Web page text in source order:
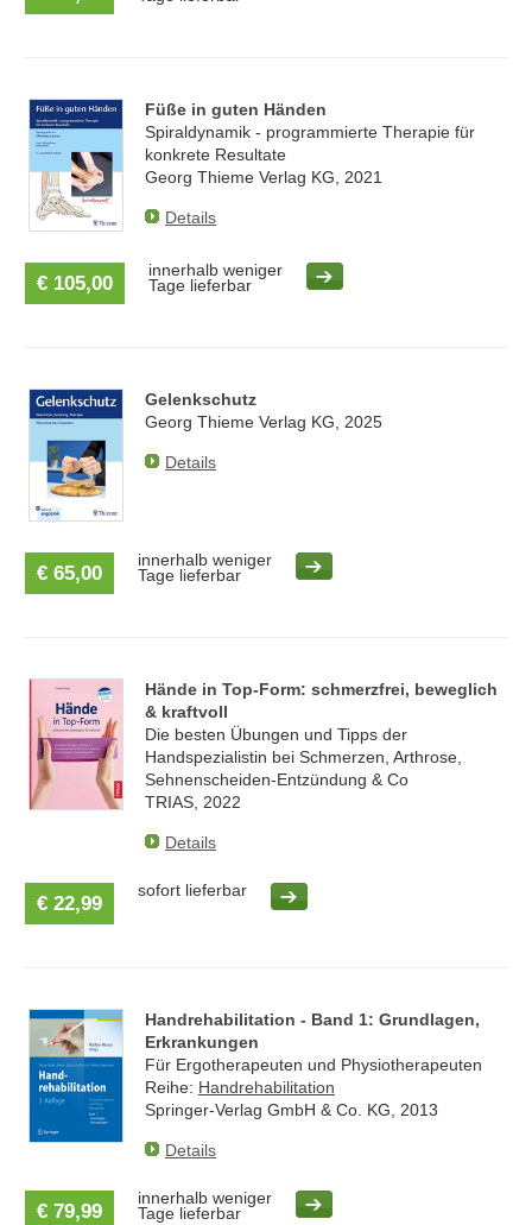
Füße in guten Händen
Spiraldynamik - programmierte Therapie für
konkrete Resultate
Georg Thieme Verlag KG, 2021
Details
€ 105,00
innerhalb weniger
Tage lieferbar
Gelenkschutz
Georg Thieme Verlag KG, 2025
Details
€ 65,00
innerhalb weniger
Tage lieferbar
Hände in Top-Form: schmerzfrei, beweglich
& kraftvoll
Die besten Übungen und Tipps der
Handspezialistin bei Schmerzen, Arthrose,
Sehnenscheiden-Entzündung & Co
TRIAS, 2022
Details
€ 22,99
sofort lieferbar
Handrehabilitation - Band 1: Grundlagen,
Erkrankungen
Für Ergotherapeuten und Physiotherapeuten
Reihe: Handrehabilitation
Springer-Verlag GmbH & Co. KG, 2013
Details
€ 79,99
innerhalb weniger
Tage lieferbar